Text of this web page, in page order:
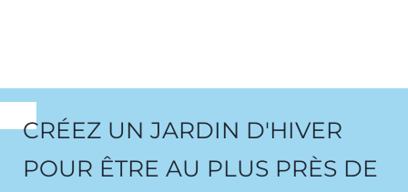
CRÉEZ UN JARDIN D'HIVER
POUR ÊTRE AU PLUS PRÈS DE